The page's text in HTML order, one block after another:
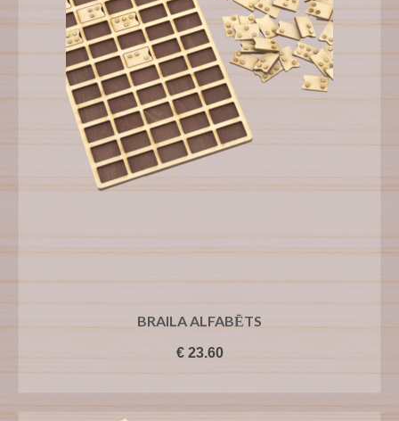
BRAILA ALFABĒTS
€23.60